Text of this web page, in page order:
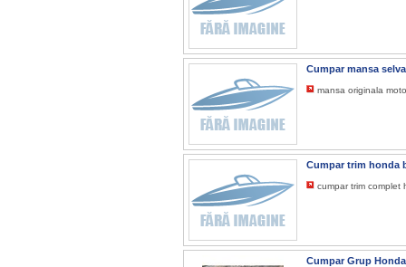
Cumpar mansa
mansa originala
Cumpar trim honda
cumpar trim complet
Cumpar Grup